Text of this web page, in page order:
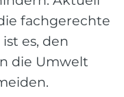
fachgerechte
es, den
die Umwelt